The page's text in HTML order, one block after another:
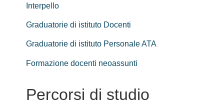
Interpello
Graduatorie di istituto Docenti
Graduatorie di istituto Personale ATA
Formazione docenti neoassunti
Percorsi di studio